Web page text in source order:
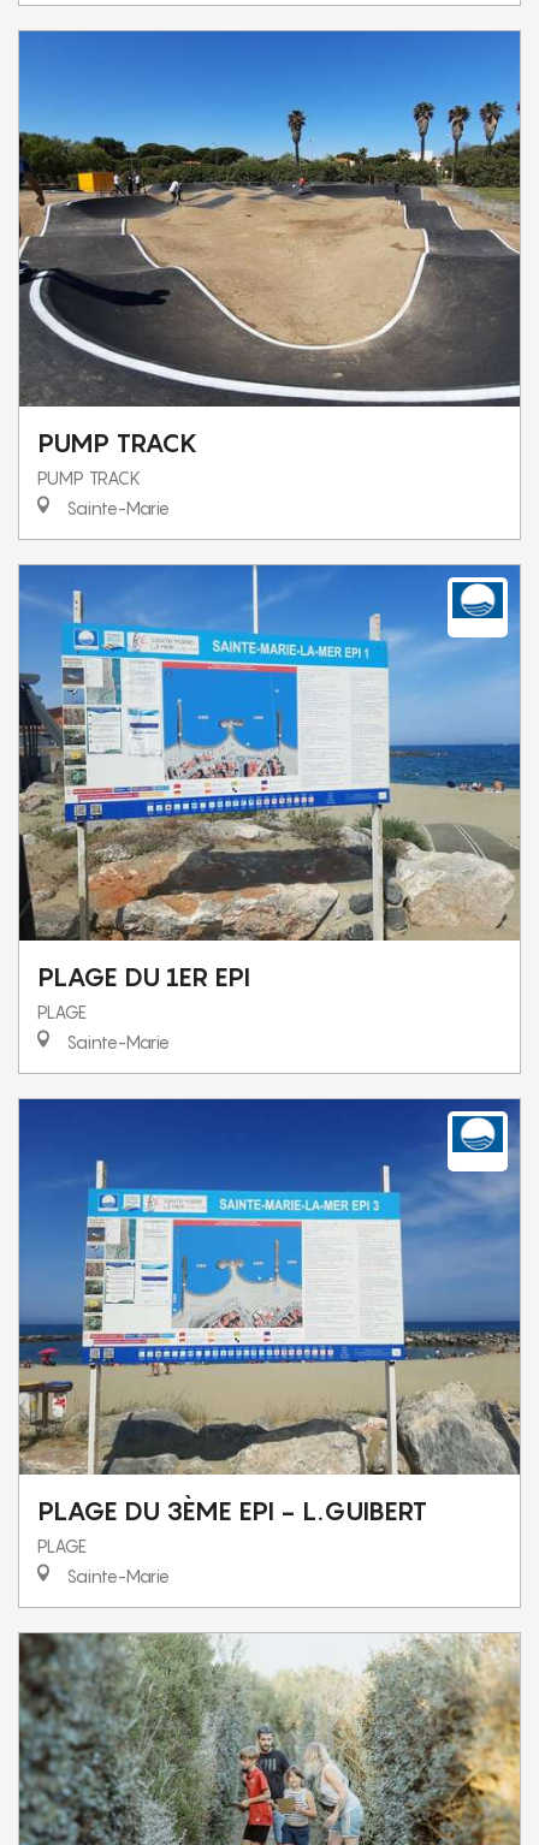
PUMP TRACK
PUMP TRACK
Sainte-Marie
PLAGE DU 1ER EPI
PLAGE
Sainte-Marie
PLAGE DU 3ÈME EPI - L.GUIBERT
PLAGE
Sainte-Marie